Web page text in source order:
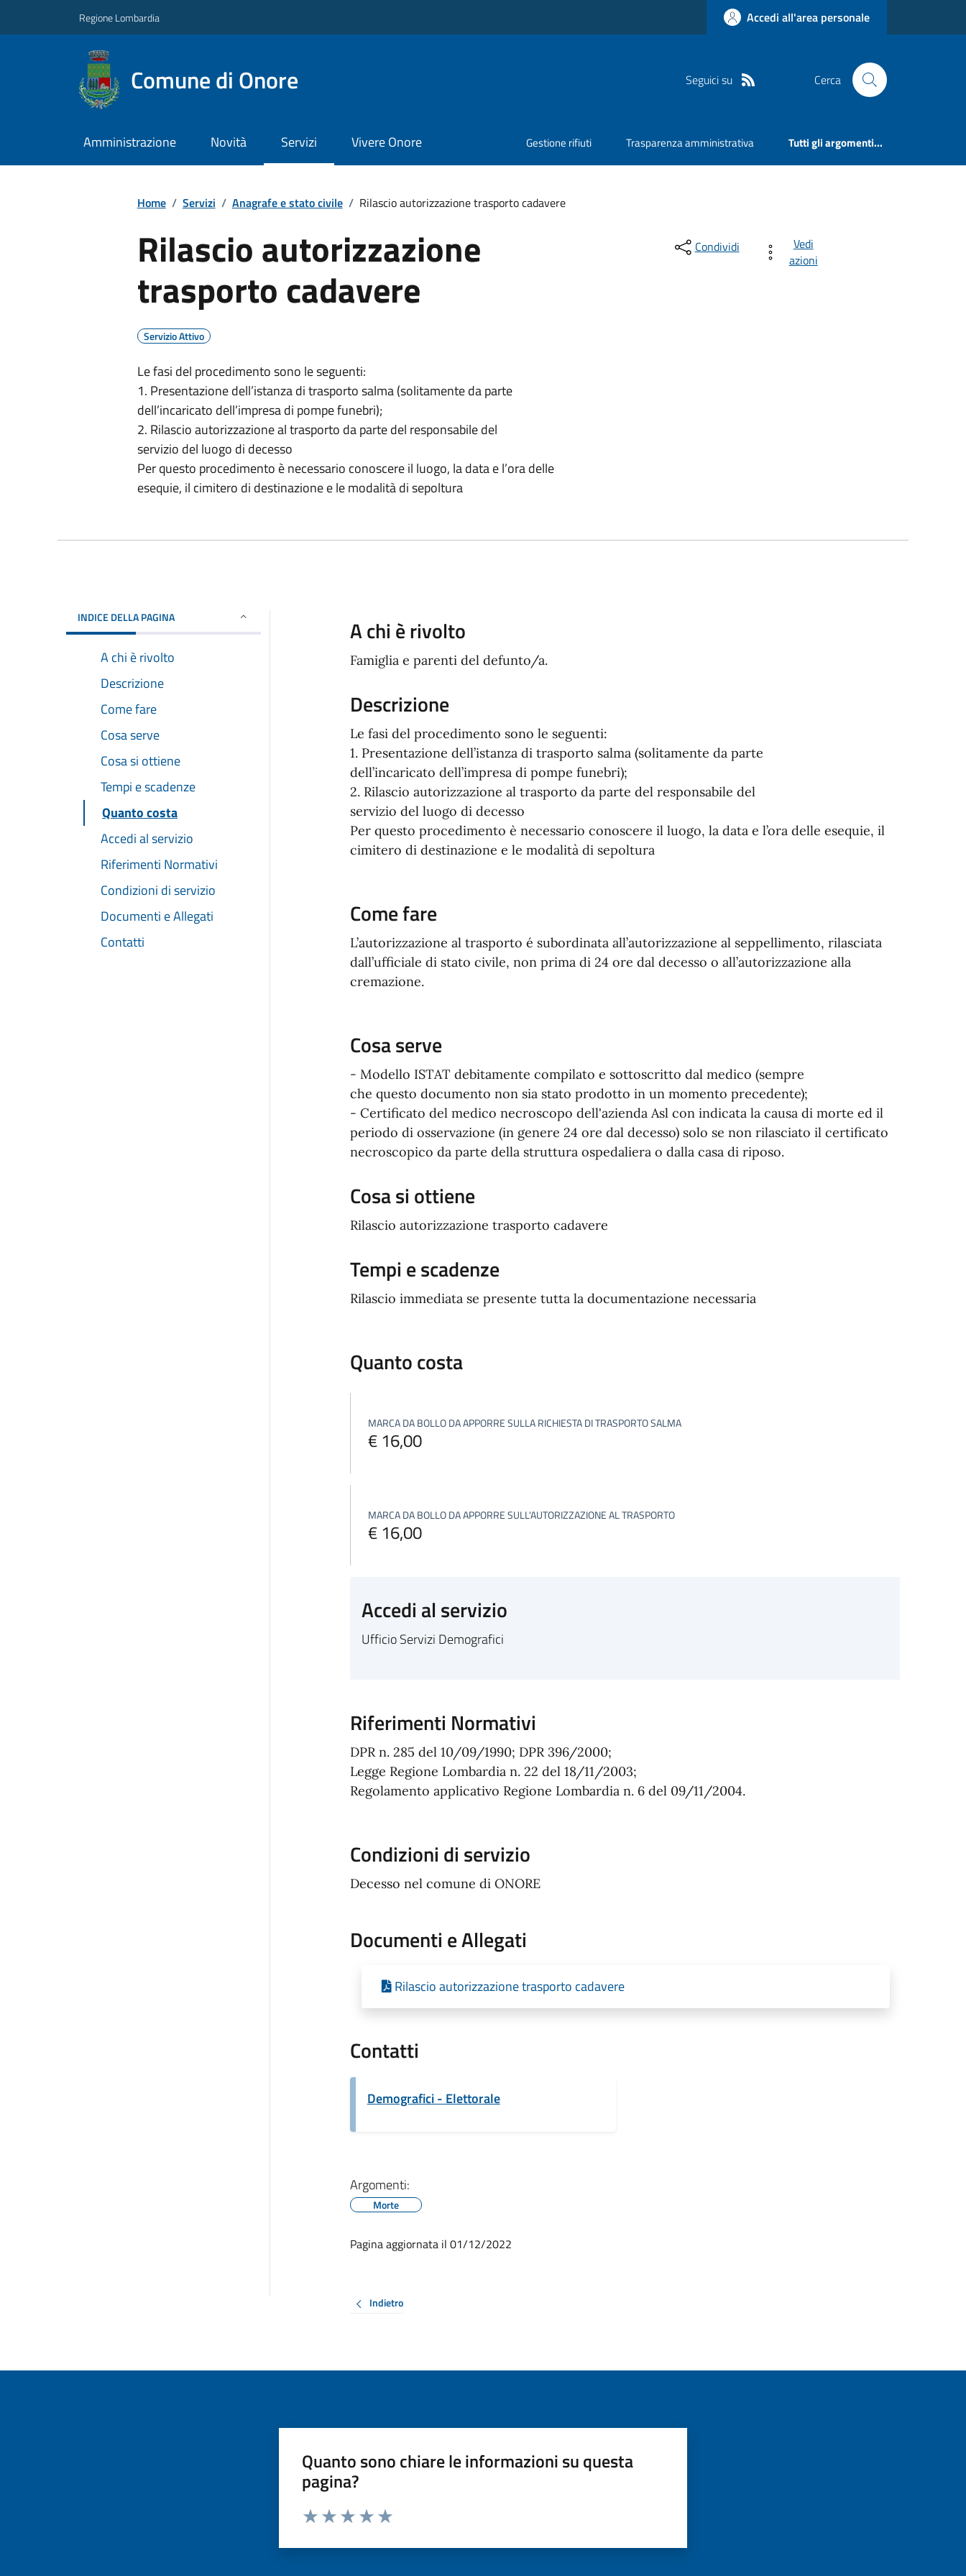
Regione Lombardia Accedi all'area personale
Comune di Onore Seguici su Cerca
Amministrazione Novità Servizi Vivere Onore Gestione rifiuti Trasparenza amministrativa Tutti gli argomenti...
Home / Servizi / Anagrafe e stato civile / Rilascio autorizzazione trasporto cadavere
Rilascio autorizzazione
trasporto cadavere
Servizio Attivo
Le fasi del procedimento sono le seguenti:
1. Presentazione dell’istanza di trasporto salma (solitamente da parte
dell’incaricato dell’impresa di pompe funebri);
2. Rilascio autorizzazione al trasporto da parte del responsabile del
servizio del luogo di decesso
Per questo procedimento è necessario conoscere il luogo, la data e l’ora delle
esequie, il cimitero di destinazione e le modalità di sepoltura
Condividi
Vedi
azioni
INDICE DELLA PAGINA
A chi è rivolto
Descrizione
Come fare
Cosa serve
Cosa si ottiene
Tempi e scadenze
Quanto costa
Accedi al servizio
Riferimenti Normativi
Condizioni di servizio
Documenti e Allegati
Contatti
A chi è rivolto
Famiglia e parenti del defunto/a.
Descrizione
Le fasi del procedimento sono le seguenti:
1. Presentazione dell’istanza di trasporto salma (solitamente da parte
dell’incaricato dell’impresa di pompe funebri);
2. Rilascio autorizzazione al trasporto da parte del responsabile del
servizio del luogo di decesso
Per questo procedimento è necessario conoscere il luogo, la data e l’ora delle esequie, il
cimitero di destinazione e le modalità di sepoltura
Come fare
L’autorizzazione al trasporto é subordinata all’autorizzazione al seppellimento, rilasciata
dall’ufficiale di stato civile, non prima di 24 ore dal decesso o all’autorizzazione alla
cremazione.
Cosa serve
- Modello ISTAT debitamente compilato e sottoscritto dal medico (sempre
che questo documento non sia stato prodotto in un momento precedente);
- Certificato del medico necroscopo dell'azienda Asl con indicata la causa di morte ed il
periodo di osservazione (in genere 24 ore dal decesso) solo se non rilasciato il certificato
necroscopico da parte della struttura ospedaliera o dalla casa di riposo.
Cosa si ottiene
Rilascio autorizzazione trasporto cadavere
Tempi e scadenze
Rilascio immediata se presente tutta la documentazione necessaria
Quanto costa
MARCA DA BOLLO DA APPORRE SULLA RICHIESTA DI TRASPORTO SALMA
€ 16,00
MARCA DA BOLLO DA APPORRE SULL'AUTORIZZAZIONE AL TRASPORTO
€ 16,00
Accedi al servizio
Ufficio Servizi Demografici
Riferimenti Normativi
DPR n. 285 del 10/09/1990; DPR 396/2000;
Legge Regione Lombardia n. 22 del 18/11/2003;
Regolamento applicativo Regione Lombardia n. 6 del 09/11/2004.
Condizioni di servizio
Decesso nel comune di ONORE
Documenti e Allegati
Rilascio autorizzazione trasporto cadavere
Contatti
Demografici - Elettorale
Argomenti:
Morte
Pagina aggiornata il 01/12/2022
Indietro
Quanto sono chiare le informazioni su questa
pagina?
Valuta da 1 a 5 stelle la pagina